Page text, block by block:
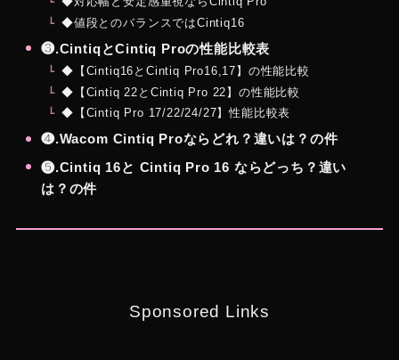
◆値段とのバランスではCintiq16
❸.CintiqとCintiq Proの性能比較表
◆【Cintiq16とCintiq Pro16,17】の性能比較
◆【Cintiq 22とCintiq Pro 22】の性能比較
◆【Cintiq Pro 17/22/24/27】性能比較表
❹.Wacom Cintiq Proならどれ？違いは？の件
❺.Cintiq 16と Cintiq Pro 16 ならどっち？違い
は？の件
Sponsored Links